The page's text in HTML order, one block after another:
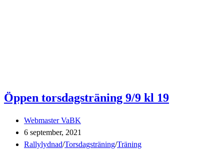
Öppen torsdagsträning 9/9 kl 19
Inläggsförfattare:
Webmaster VaBK
Inlägget
publicerat:
6 september, 2021
Inläggskategori:
Rallylydnad/Torsdagsträning/Träning